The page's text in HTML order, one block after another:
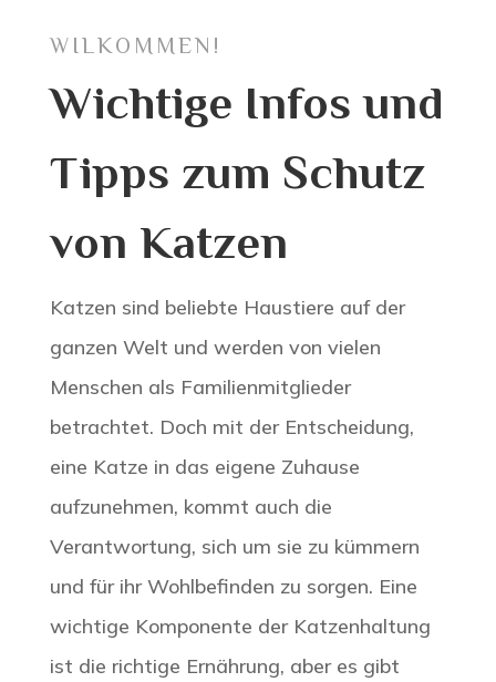
WILKOMMEN!
Wichtige Infos und
Tipps zum Schutz
von Katzen
Katzen sind beliebte Haustiere auf der
ganzen Welt und werden von vielen
Menschen als Familienmitglieder
betrachtet. Doch mit der Entscheidung,
eine Katze in das eigene Zuhause
aufzunehmen, kommt auch die
Verantwortung, sich um sie zu kümmern
und für ihr Wohlbefinden zu sorgen. Eine
wichtige Komponente der Katzenhaltung
ist die richtige Ernährung, aber es gibt